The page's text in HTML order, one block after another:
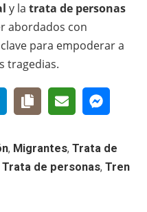
y la trata de personas
abordados con
para empoderar a
tragedias.
, Migrantes, Trata de
Trata de personas, Tren